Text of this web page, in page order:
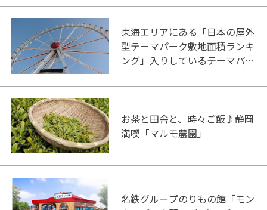
東海エリアにある「日本の屋外
型テーマパーク敷地面積ランキ
ング」入りしているテーマパー
お茶と田舎と、時々ご飯♪静岡
満喫「マルモ農園」
名鉄グループのりもの館「モン